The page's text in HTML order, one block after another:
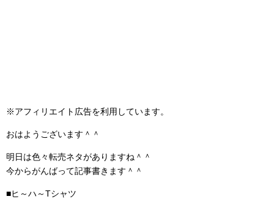
※アフィリエイト広告を利用しています。
おはようございます＾＾
明日は色々転売ネタがありますね＾＾
今からがんばって記事書きます＾＾
■ヒ～ハ～Tシャツ